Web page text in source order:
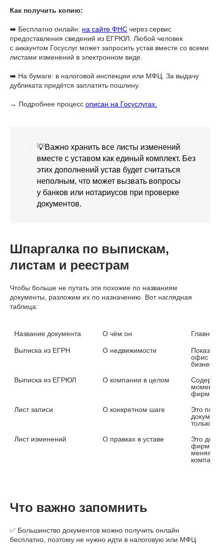
Как получить копию:
➡️ Бесплатно онлайн: на сайте ФНС через сервис
предоставления сведений из ЕГРЮЛ. Любой человек
с аккаунтом Госуслуг может запросить устав вместе со всеми
листами изменений в электронном виде.
➡️ На бумаге: в налоговой инспекции или МФЦ. За выдачу
дубликата придётся заплатить пошлину.
→ Подробнее процесс описан на Госуслугах.
💡Важно хранить все листы изменений
вместе с уставом как единый комплект. Без
этих дополнений устав будет считаться
неполным, что может вызвать вопросы
у банков или нотариусов при проверке
документов.
Шпаргалка по выпискам,
листам и реестрам
Чтобы больше не путать эти похожие по названиям
документы, разложим их по назначению. Вот наглядная
таблица:
Название документа О чём он Главное
Выписка из ЕГРН О недвижимости
офис и
Выписка из ЕГРЮЛ
О компании в целом
момент:
фирма.
Лист записи
О конкретном шаге
Это
только
Лист изменений
О правках в уставе
Это
фирмы —
меняя
Что важно запомнить
✅ Большинство документов можно получить онлайн
бесплатно, поэтому не нужно идти в налоговую или МФЦ